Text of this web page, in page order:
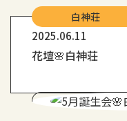
白神荘
2025.06.11
花壇🌸白神荘